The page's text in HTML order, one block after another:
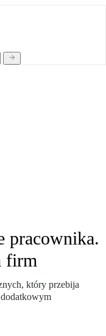
pracownika.
firm
który przebija